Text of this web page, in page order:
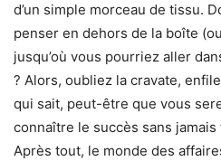
d’un simple morceau de tissu.
penser en dehors de la boîte
jusqu’où vous pourriez aller
? Alors, oubliez la cravate,
qui sait, peut-être que vous
connaître le succès sans
Après tout, le monde des